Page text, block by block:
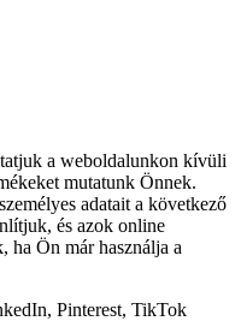
a weboldalunkon kívüli
mutatunk Önnek.
adatait a következő
és azok online
ha Ön már használja a
Pinterest, TikTok